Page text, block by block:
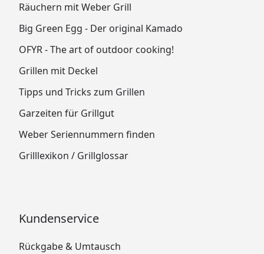
Räuchern mit Weber Grill
Big Green Egg - Der original Kamado
OFYR - The art of outdoor cooking!
Grillen mit Deckel
Tipps und Tricks zum Grillen
Garzeiten für Grillgut
Weber Seriennummern finden
Grilllexikon / Grillglossar
Kundenservice
Rückgabe & Umtausch